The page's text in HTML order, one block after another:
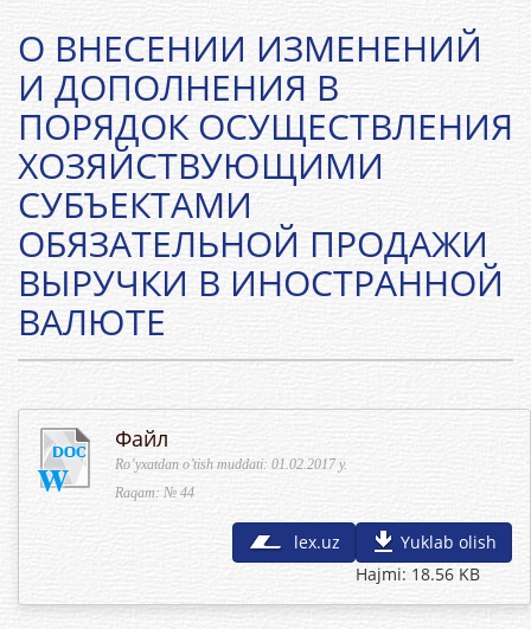
О ВНЕСЕНИИ ИЗМЕНЕНИЙ
И ДОПОЛНЕНИЯ В
ПОРЯДОК ОСУЩЕСТВЛЕНИЯ
ХОЗЯЙСТВУЮЩИМИ
СУБЪЕКТАМИ
ОБЯЗАТЕЛЬНОЙ ПРОДАЖИ
ВЫРУЧКИ В ИНОСТРАННОЙ
ВАЛЮТЕ
Файл
Ro’yxatdan o’tish muddati: 01.02.2017 y.
Raqam: № 44
Yuklab olish
Hajmi: 18.56 KB
lex.uz